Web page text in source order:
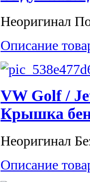
Неоригинал
Описание
VW Golf /
Крышка
Неоригинал
Описание